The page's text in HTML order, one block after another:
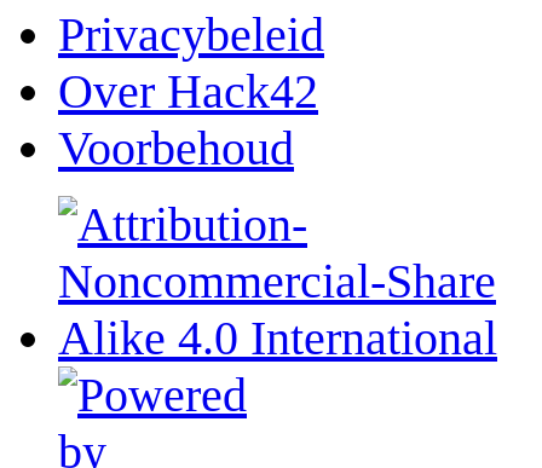
Privacybeleid
Over Hack42
Voorbehoud